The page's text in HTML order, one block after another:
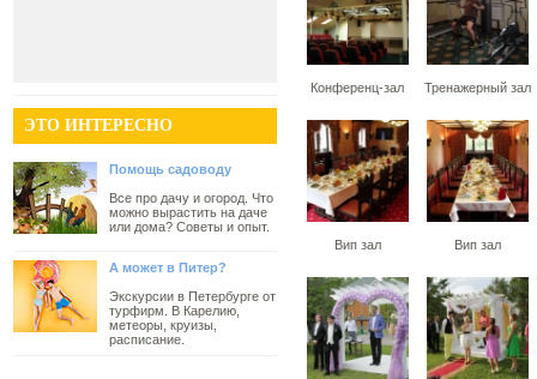
ЭТО ИНТЕРЕСНО
Помощь садоводу
Все про дачу и огород. Что
можно вырастить на даче
или дома? Советы и опыт.
А может в Питер?
Экскурсии в Петербурге от
турфирм. В Карелию,
метеоры, круизы,
расписание.
Конференц-зал Тренажерный зал
Вип зал Вип зал